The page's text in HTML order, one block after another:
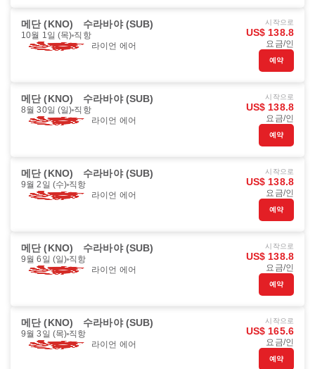
메단 (KNO) 수라바야 (SUB)
10월 1일 (목) 직항
라이언 에어
시작으로
US$ 138.8
요금/인
예약
메단 (KNO) 수라바야 (SUB)
8월 30일 (일) 직항
라이언 에어
시작으로
US$ 138.8
요금/인
예약
메단 (KNO) 수라바야 (SUB)
9월 2일 (수) 직항
라이언 에어
시작으로
US$ 138.8
요금/인
예약
메단 (KNO) 수라바야 (SUB)
9월 6일 (일) 직항
라이언 에어
시작으로
US$ 138.8
요금/인
예약
메단 (KNO) 수라바야 (SUB)
9월 3일 (목) 직항
라이언 에어
시작으로
US$ 165.6
요금/인
예약